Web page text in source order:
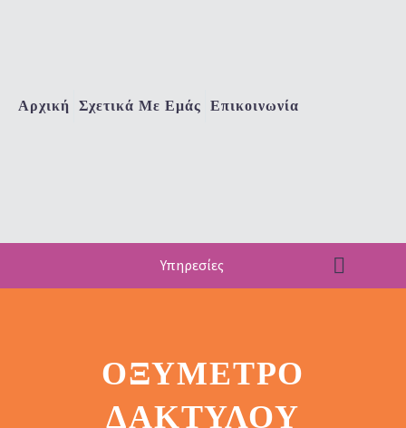
Αρχική Σχετικά Με Εμάς Επικοινωνία
Υπηρεσίες
ΟΞΎΜΕΤΡΟ
ΔΑΚΤΎΛΟΥ